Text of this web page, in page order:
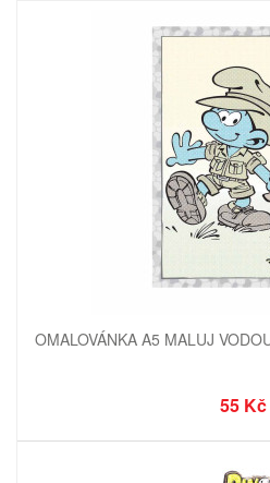
OMALOVÁNKA A5 MALUJ
55 Kč